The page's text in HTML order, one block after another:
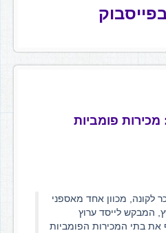
פומביות
לקונה, מכוון אחד מאספני
המבקש לייסד ערוץ
את בתי המכירות הפומביות